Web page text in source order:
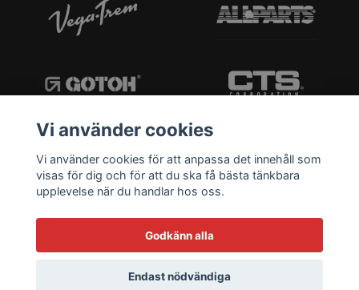
Vi använder cookies
Vi använder cookies för att anpassa det innehåll som
visas för dig och för att du ska få bästa tänkbara
upplevelse när du handlar hos oss.
Godkänn alla
Endast nödvändiga